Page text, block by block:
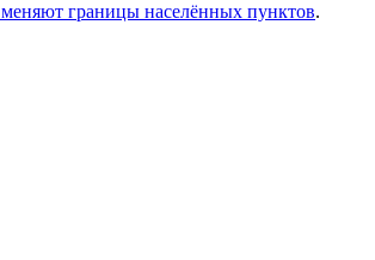
границы населённых пунктов.